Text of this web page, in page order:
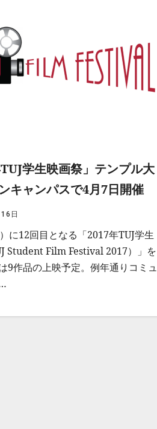
TUJ学生映画祭」テンプル大
キャンパスで4月7日開催
日
に12回目となる「2017年TUJ学生
Student Film Festival 2017）」を
9作品の上映予定。例年通りコミュ